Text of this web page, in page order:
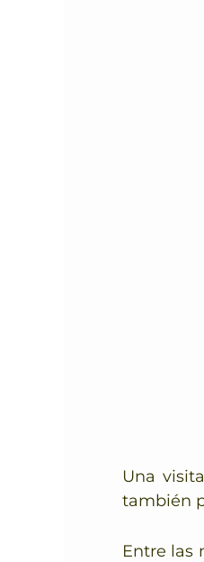
Una
también
Entre las